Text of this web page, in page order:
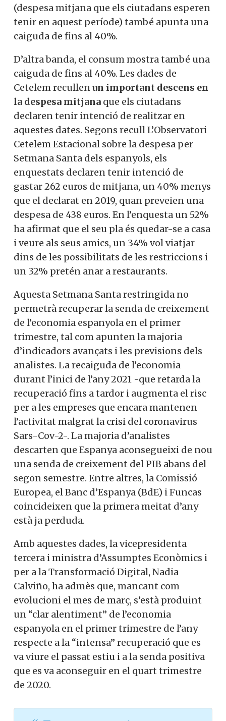
(despesa mitjana que els ciutadans esperen
tenir en aquest període) també apunta una
caiguda de fins al 40%.
D’altra banda, el consum mostra també una
caiguda de fins al 40%. Les dades de
Cetelem recullenun important descens en
la despesa mitjana que els ciutadans
declaren tenir intenció de realitzar en
aquestes dates. Segons recull L’Observatori
Cetelem Estacional sobre la despesa per
Setmana Santa dels espanyols, els
enquestats declaren tenir intenció de
gastar 262 euros de mitjana, un 40% menys
que el declarat en 2019, quan preveien una
despesa de 438 euros. En l’enquesta un 52%
ha afirmat que el seu pla és quedar-se a casa
i veure als seus amics, un 34% vol viatjar
dins de les possibilitats de les restriccions i
un 32% pretén anar a restaurants.
Aquesta Setmana Santa restringida no
permetrà recuperar la senda de creixement
de l’economia espanyola en el primer
trimestre, tal com apunten la majoria
d’indicadors avançats i les previsions dels
analistes. La recaiguda de l’economia
durant l’inici de l’any 2021 -que retarda la
recuperació fins a tardor i augmenta el risc
per a les empreses que encara mantenen
l’activitat malgrat la crisi del coronavirus
Sars-Cov-2-. La majoria d’analistes
descarten que Espanya aconsegueixi de nou
una senda de creixement del PIB abans del
segon semestre. Entre altres, la Comissió
Europea, el Banc d’Espanya (BdE) i Funcas
coincideixen que la primera meitat d’any
està ja perduda.
Amb aquestes dades, la vicepresidenta
tercera i ministra d’Assumptes Econòmics i
per a la Transformació Digital, Nadia
Calviño, ha admès que, mancant com
evolucioni el mes de març, s’està produint
un “clar alentiment” de l’economia
espanyola en el primer trimestre de l’any
respecte a la “intensa” recuperació que es
va viure el passat estiu i a la senda positiva
que es va aconseguir en el quart trimestre
de 2020.